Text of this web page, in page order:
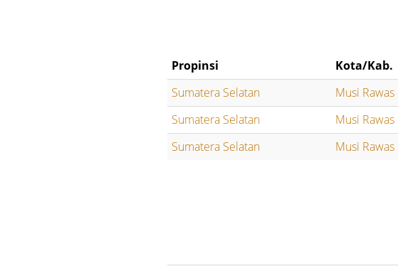
Propinsi Kota/Kab.
Sumatera Selatan
Musi Rawas
Sumatera Selatan
Musi Rawas
Sumatera Selatan
Musi Rawas